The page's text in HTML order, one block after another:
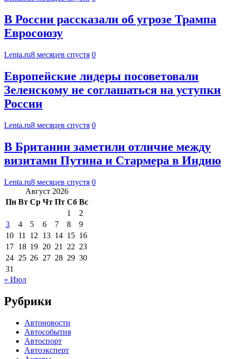
В России рассказали об угрозе Трампа
Евросоюзу
Lenta.ru8 месяцев спустя 0
Европейские лидеры посоветовали
Зеленскому не соглашаться на уступки
России
Lenta.ru8 месяцев спустя 0
В Британии заметили отличие между
визитами Путина и Стармера в Индию
Lenta.ru8 месяцев спустя 0
Август 2026
Пн Вт Ср Чт Пт Сб Вс
1
2
3
4 5 6 7 8
9
10 11 12 13 14 15 16
17 18 19 20 21 22 23
24 25 26 27 28 29 30
31
« Июл
Рубрики
Автоновости
Автособытия
Автоспорт
Автоэксперт